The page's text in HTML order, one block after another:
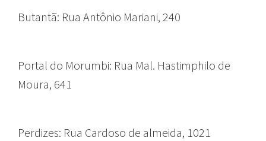
Butantã: Rua Antônio Mariani, 240
Portal do Morumbi: Rua Mal. Hastimphilo de
Moura, 641
Perdizes: Rua Cardoso de almeida, 1021